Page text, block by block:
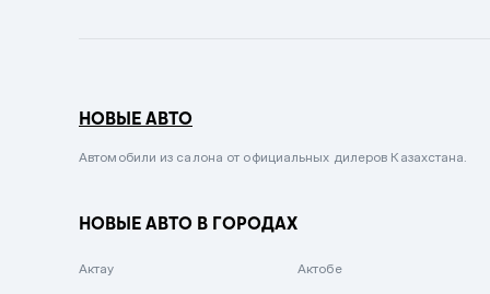
Сиреневый металлик
Вишневый
НОВЫЕ АВТО
Автомобили из салона от официальных дилеров Казахстана.
НОВЫЕ АВТО В ГОРОДАХ
Актау Актобе